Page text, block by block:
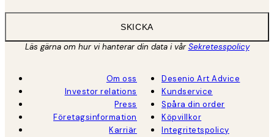
SKICKA
Läs gärna om hur vi hanterar din data i vårSekretesspolicy
Om oss
Investor relations
Press
Företagsinformation
Karriär
Desenio Art Advice
Kundservice
Spåra din order
Köpvillkor
Integritetspolicy